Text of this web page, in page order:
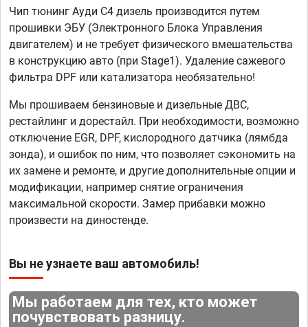
Чип тюнинг Ауди C4 дизель производится путем
прошивки ЭБУ (Электронного Блока Управления
двигателем) и не требует физического вмешательства
в конструкцию авто (при Stage1). Удаление сажевого
фильтра DPF или катализатора необязательно!
Мы прошиваем бензиновые и дизельные ДВС,
рестайлинг и дорестайл. При необходимости, возможно
отключение EGR, DPF, кислородного датчика (лямбда
зонда), и ошибок по ним, что позволяет сэкономить на
их замене и ремонте, и другие дополнительные опции и
модификации, например снятие ограничения
максимальной скорости. Замер прибавки можно
произвести на диностенде.
Вы не узнаете ваш автомобиль!
Мы работаем для тех, кто может
почувствовать разницу.